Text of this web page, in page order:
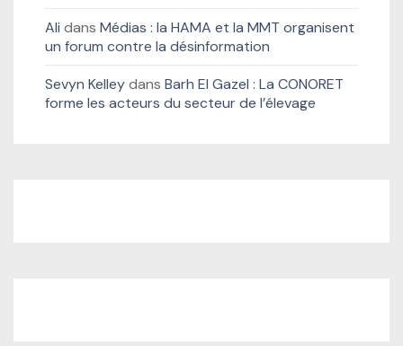
Ali dans Médias : la HAMA et la MMT organisent
un forum contre la désinformation
Sevyn Kelleydans Barh El Gazel : La CONORET
forme les acteurs du secteur de l’élevage